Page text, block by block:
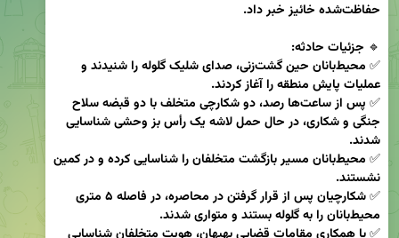
حفاظت‌شده خائیز خبر داد.
🔹 جزئیات حادثه:
✅
عملیات پایش منطقه را آغاز کردند.
✅
شدند.
✅
نشستند.
✅
محیط‌بانان را به گلوله بستند و متواری شدند.